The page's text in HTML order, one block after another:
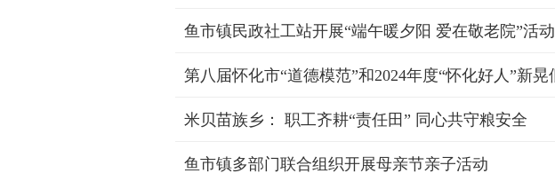
鱼市镇民政社工站开展“端午暖夕阳 爱在敬老院”活动
米贝苗族乡： 职工齐耕“责任田” 同心共守粮安全
鱼市镇多部门联合组织开展母亲节亲子活动